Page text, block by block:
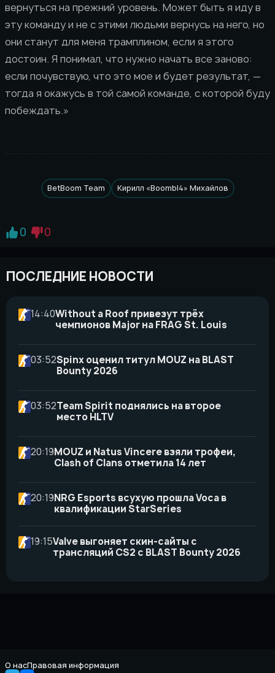
вернуться на прежний уровень. Может быть я иду в
эту команду и не с этими людьми вернусь на него, но
они станут для меня трамплином, если я этого
достоин. Я понимал, что нужно начать все заново:
если почувствую, что это мое и будет результат, —
тогда я окажусь в той самой команде, с которой буду
побеждать.»
BetBoom Team Кирилл «Boombl4» Михайлов
0 0
ПОСЛЕДНИЕ НОВОСТИ
14:40Without a Roof привезут трёх
чемпионов Major на FRAG St. Louis
03:52Spinx оценил титул MOUZ на BLAST
Bounty 2026
03:52Team Spirit поднялись на второе
место HLTV
20:19MOUZ и Natus Vincere взяли трофеи,
Clash of Clans отметила 14 лет
20:19NRG Esports всухую прошла Voca в
квалификации StarSeries
19:15Valve выгоняет скин-сайты с
трансляций CS2 с BLAST Bounty 2026
О насПравовая информация